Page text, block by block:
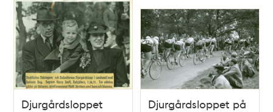
Djurgårdsloppet
Djurgårdsloppet på